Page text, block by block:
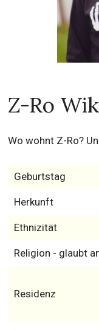
Z-Ro
Wo wohnt Z-Ro?
Geburtstag
Herkunft
Ethnizität
Religion - glaubt
Residenz